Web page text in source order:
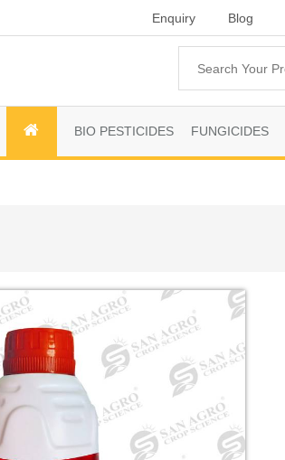
Enquiry Blog
BIO PESTICIDES FUNGICIDES